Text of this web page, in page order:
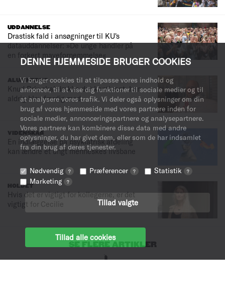
DENNE HJEMMESIDE BRUGER COOKIES
Vi bruger cookies til at tilpasse vores indhold og
annoncer, til at vise dig funktioner til sociale medier og til
at analysere vores trafik. Vi deler også oplysninger om din
brug af vores hjemmeside med vores partnere inden for
sociale medier, annonceringspartnere og analysepartnere.
Vores partnere kan kombinere disse data med andre
oplysninger, du har givet dem, eller som de har indsamlet
fra din brug af deres tjenester.
Nødvendig ? Præferencer ? Statistik ?
Marketing ?
Tillad valgte
Tillad alle cookies
UDDANNELSE
Drastisk fald i ansøgninger til KU's
datauddannelser: »De unge handler på
en forkert mavefornemmelse«
ALUMNERNE
Knud Brix skal dække det kontinent, han
aldrig blev færdig med
VIDENSKAB
En indlæggelse på psykiatrisk afdeling
kan ændre et ungt menneskes livsbane
HOLDET
Hvis det er vigtigt for kollegerne, er det
vigtigt for Cecilie
SE FLERE ARTIKLER